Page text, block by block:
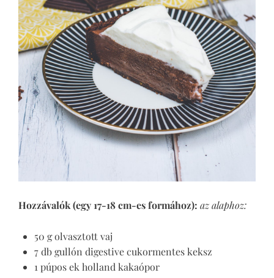
Hozzávalók (egy 17-18 cm-es formához): az alaphoz:
50 g olvasztott vaj
7 db gullón digestive cukormentes keksz
1 púpos ek holland kakaópor